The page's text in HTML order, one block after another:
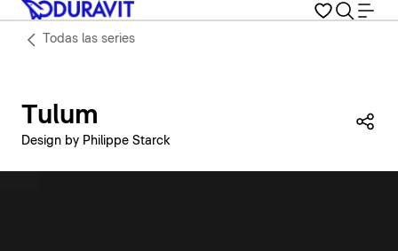
Todas las series
Tulum
Design by Philippe Starck